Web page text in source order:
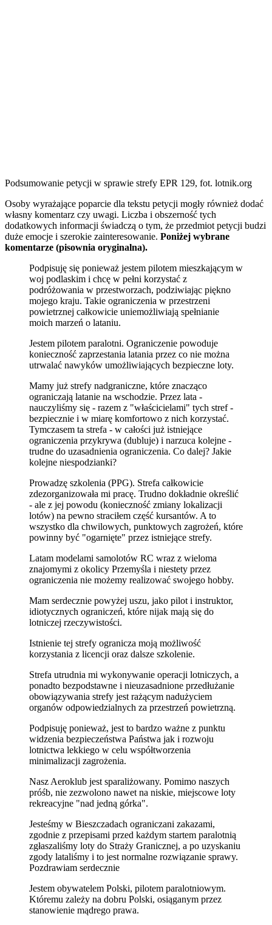
Podsumowanie petycji w sprawie strefy EPR 129, fot. lotnik.org
Osoby wyrażające poparcie dla tekstu petycji mogły również dodać
własny komentarz czy uwagi. Liczba i obszerność tych
dodatkowych informacji świadczą o tym, że przedmiot petycji budzi
duże emocje i szerokie zainteresowanie. Poniżej wybrane
komentarze (pisownia oryginalna).
Podpisuję się ponieważ jestem pilotem mieszkającym w
woj podlaskim i chcę w pełni korzystać z
podróżowania w przestworzach, podziwiając piękno
mojego kraju. Takie ograniczenia w przestrzeni
powietrznej całkowicie uniemożliwiają spełnianie
moich marzeń o lataniu.
Jestem pilotem paralotni. Ograniczenie powoduje
konieczność zaprzestania latania przez co nie można
utrwalać nawyków umożliwiających bezpieczne loty.
Mamy już strefy nadgraniczne, które znacząco
ograniczają latanie na wschodzie. Przez lata -
nauczyliśmy się - razem z "właścicielami" tych stref -
bezpiecznie i w miarę komfortowo z nich korzystać.
Tymczasem ta strefa - w całości już istniejące
ograniczenia przykrywa (dubluje) i narzuca kolejne -
trudne do uzasadnienia ograniczenia. Co dalej? Jakie
kolejne niespodzianki?
Prowadzę szkolenia (PPG). Strefa całkowicie
zdezorganizowała mi pracę. Trudno dokładnie określić
- ale z jej powodu (konieczność zmiany lokalizacji
lotów) na pewno straciłem część kursantów. A to
wszystko dla chwilowych, punktowych zagrożeń, które
powinny być "ogarnięte" przez istniejące strefy.
Latam modelami samolotów RC wraz z wieloma
znajomymi z okolicy Przemyśla i niestety przez
ograniczenia nie możemy realizować swojego hobby.
Mam serdecznie powyżej uszu, jako pilot i instruktor,
idiotycznych ograniczeń, które nijak mają się do
lotniczej rzeczywistości.
Istnienie tej strefy ogranicza moją możliwość
korzystania z licencji oraz dalsze szkolenie.
Strefa utrudnia mi wykonywanie operacji lotniczych, a
ponadto bezpodstawne i nieuzasadnione przedłużanie
obowiązywania strefy jest rażącym nadużyciem
organów odpowiedzialnych za przestrzeń powietrzną.
Podpisuję ponieważ, jest to bardzo ważne z punktu
widzenia bezpieczeństwa Państwa jak i rozwoju
lotnictwa lekkiego w celu współtworzenia
minimalizacji zagrożenia.
Nasz Aeroklub jest sparaliżowany. Pomimo naszych
próśb, nie zezwolono nawet na niskie, miejscowe loty
rekreacyjne "nad jedną górka".
Jesteśmy w Bieszczadach ograniczani zakazami,
zgodnie z przepisami przed każdym startem paralotnią
zgłaszaliśmy loty do Straży Granicznej, a po uzyskaniu
zgody lataliśmy i to jest normalne rozwiązanie sprawy.
Pozdrawiam serdecznie
Jestem obywatelem Polski, pilotem paralotniowym.
Któremu zależy na dobru Polski, osiąganym przez
stanowienie mądrego prawa.